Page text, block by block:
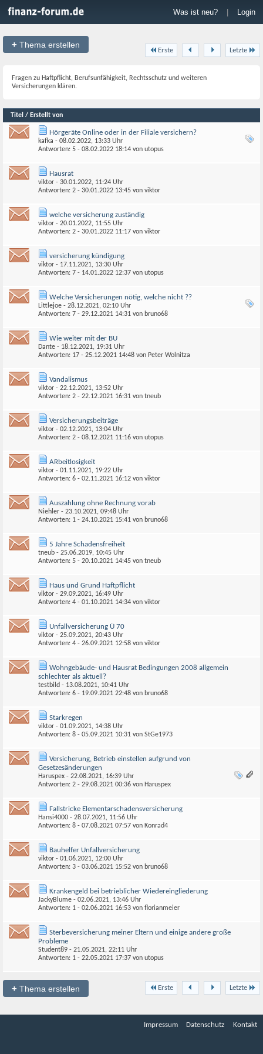
Was ist neu? Login
+ Thema erstellen
Erste Letzte
Fragen zu Haftpflicht, Berufsunfähigkeit, Rechtsschutz und weiteren
Versicherungen klären.
Titel / Erstellt von
Hörgeräte Online oder in der Filiale versichern?
kafka - 08.02.2022, 13:33 Uhr
Antworten: 5 - 08.02.2022 18:14 von utopus
Hausrat
viktor - 30.01.2022, 11:24 Uhr
Antworten: 2 - 30.01.2022 13:45 von viktor
welche versicherung zuständig
viktor - 20.01.2022, 11:55 Uhr
Antworten: 2 - 30.01.2022 11:17 von viktor
versicherung kündigung
viktor - 17.11.2021, 13:30 Uhr
Antworten: 7 - 14.01.2022 12:37 von utopus
Welche Versicherungen nötig, welche nicht ??
Littlejoe - 28.12.2021, 02:10 Uhr
Antworten: 7 - 29.12.2021 14:31 von bruno68
Wie weiter mit der BU
Dante - 18.12.2021, 19:31 Uhr
Antworten: 17 - 25.12.2021 14:48 von Peter Wolnitza
Vandalismus
viktor - 22.12.2021, 13:52 Uhr
Antworten: 2 - 22.12.2021 16:31 von tneub
Versicherungsbeiträge
viktor - 02.12.2021, 13:04 Uhr
Antworten: 2 - 08.12.2021 11:16 von utopus
ARbeitlosigkeit
viktor - 01.11.2021, 19:22 Uhr
Antworten: 6 - 02.11.2021 16:12 von viktor
Auszahlung ohne Rechnung vorab
Niehler - 23.10.2021, 09:48 Uhr
Antworten: 1 - 24.10.2021 15:41 von bruno68
5 Jahre Schadensfreiheit
tneub - 25.06.2019, 10:45 Uhr
Antworten: 5 - 20.10.2021 14:45 von tneub
Haus und Grund Haftpflicht
viktor - 29.09.2021, 16:49 Uhr
Antworten: 4 - 01.10.2021 14:34 von viktor
Unfallversicherung Ü 70
viktor - 25.09.2021, 20:43 Uhr
Antworten: 4 - 26.09.2021 12:58 von viktor
Wohngebäude- und Hausrat Bedingungen 2008 allgemein
schlechter als aktuell?
testbild - 13.08.2021, 10:41 Uhr
Antworten: 6 - 19.09.2021 22:48 von bruno68
Starkregen
viktor - 01.09.2021, 14:38 Uhr
Antworten: 8 - 05.09.2021 10:31 von StGe1973
Versicherung, Betrieb einstellen aufgrund von
Gesetzesänderungen
Haruspex - 22.08.2021, 16:39 Uhr
Antworten: 2 - 29.08.2021 00:36 von Haruspex
Fallstricke Elementarschadensversicherung
Hansi4000 - 28.07.2021, 11:56 Uhr
Antworten: 8 - 07.08.2021 07:57 von Konrad4
Bauhelfer Unfallversicherung
viktor - 01.06.2021, 12:00 Uhr
Antworten: 3 - 03.06.2021 15:52 von bruno68
Krankengeld bei betrieblicher Wiedereingliederung
JackyBlume - 02.06.2021, 13:46 Uhr
Antworten: 1 - 02.06.2021 16:53 von florianmeier
Sterbeversicherung meiner Eltern und einige andere große
Probleme
Student89 - 21.05.2021, 22:11 Uhr
Antworten: 1 - 22.05.2021 17:37 von utopus
+ Thema erstellen Erste Letzte
Impressum Datenschutz Kontakt